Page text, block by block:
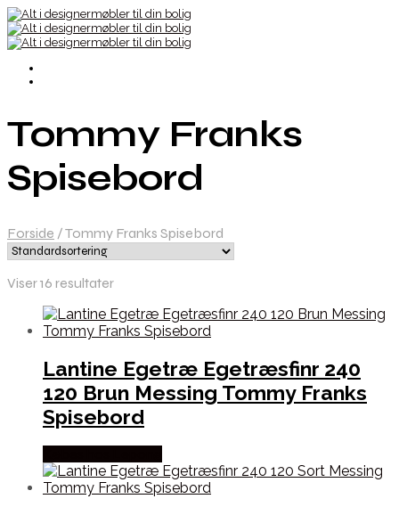
Tommy Franks
Spisebord
Forside /Tommy Franks Spisebord
Viser 16 resultater
Lantine Egetræ Egetræsfinr 240
120 Brun Messing Tommy Franks
Spisebord